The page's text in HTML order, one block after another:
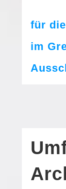
für
im